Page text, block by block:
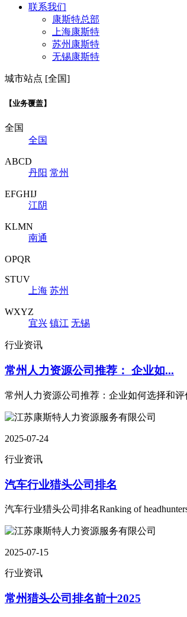
联系我们
康斯特总部
上海康斯特
苏州康斯特
无锡康斯特
城市站点 [全国]
【业务覆盖】
全国
全国
ABCD
丹阳 常州
EFGHIJ
江阴
KLMN
南通
OPQR
STUV
上海 苏州
WXYZ
宜兴 镇江 无锡
行业资讯
常州人力资源公司推荐： 企业如...
常州人力资源公司推荐：企业如何选择和
2025-07-24
行业资讯
汽车行业猎头公司排名
汽车行业猎头公司排名Ranking of
2025-07-15
行业资讯
常州猎头公司排名前十2025